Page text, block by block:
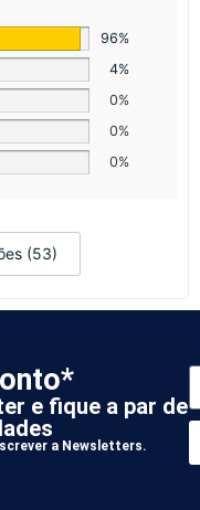
96%
4%
0%
0%
0%
(53)
e fique a par de
a Newsletters.